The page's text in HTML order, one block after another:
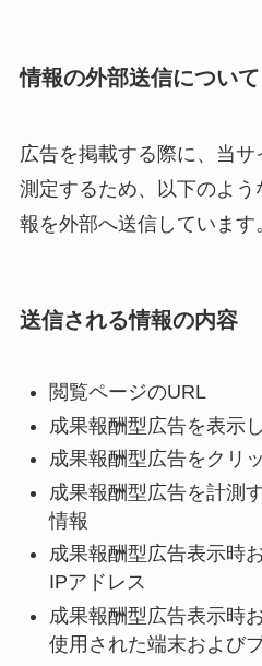
情報の外部送信について
広告を掲載する際に、当
測定するため、以下のよ
報を外部へ送信しています
送信される情報の内容
閲覧ページのURL
成果報酬型広告を表示
成果報酬型広告をクリ
成果報酬型広告を計測
情報
成果報酬型広告表示時
IPアドレス
成果報酬型広告表示時
使用された端末および